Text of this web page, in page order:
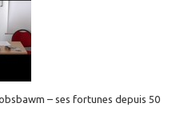
– ses fortunes depuis 50